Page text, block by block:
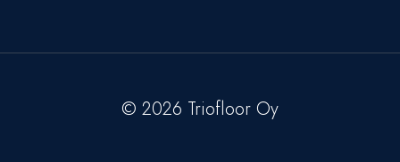
© 2026 Triofloor Oy